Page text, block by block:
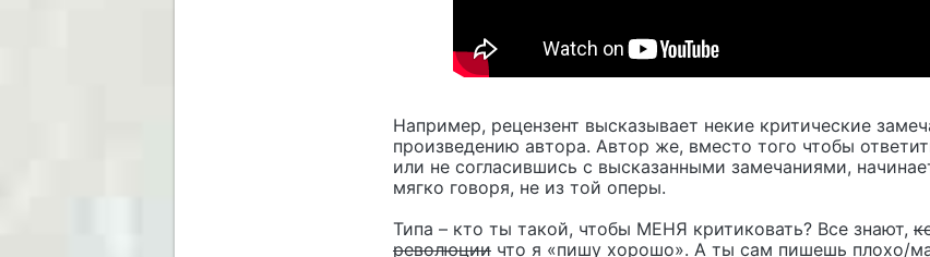
Например, рецензент высказывает некие критические
произведению автора. Автор же, вместо того чтобы
или не согласившись с высказанными замечаниями,
мягко говоря, не из той оперы.
Типа – кто ты такой, чтобы МЕНЯ критиковать? Все знают,
революции что я «пишу хорошо». А ты сам пишешь плохо/